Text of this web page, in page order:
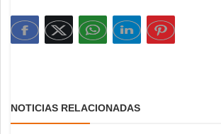
NOTICIAS RELACIONADAS